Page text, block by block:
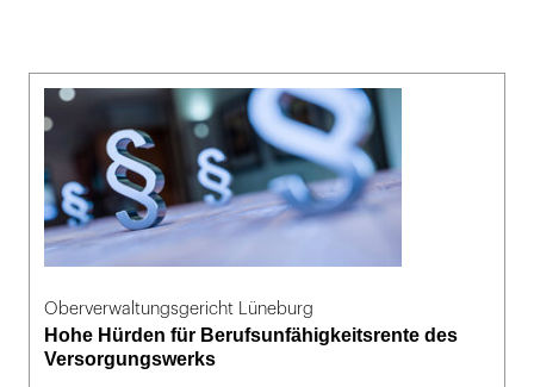
Oberverwaltungsgericht Lüneburg
Hohe Hürden für Berufsunfähigkeitsrente des
Versorgungswerks